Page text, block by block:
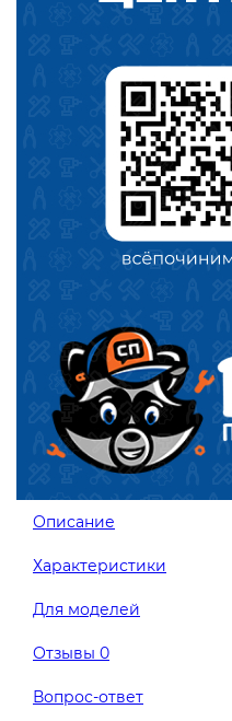
Описание
Характеристики
Для моделей
Отзывы 0
Вопрос-ответ